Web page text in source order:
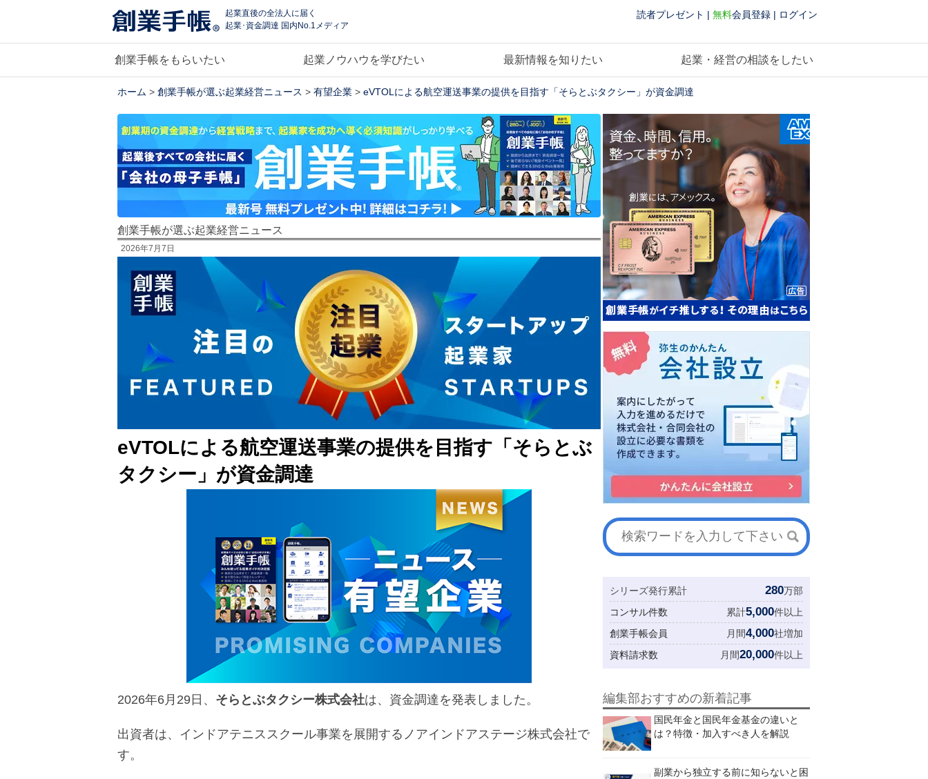
起業直後の全法人に届く
起業･資金調達 国内No.1メディア
読者プレゼント | 無料会員登録 | ログイン
創業手帳をもらいたい 起業ノウハウを学びたい 最新情報を知りたい 起業・経営の相談をしたい
ホーム > 創業手帳が選ぶ起業経営ニュース > 有望企業 > eVTOLによる航空運送事業の提供を目指す「そらとぶタクシー」が資金調達
創業手帳が選ぶ起業経営ニュース
2026年7月7日
eVTOLによる航空運送事業の提供を目指す「そらとぶ
タクシー」が資金調達
2026年6月29日、 そらとぶタクシー株式会社は、資金調達を発表しました。
出資者は、インドアテニススクール事業を展開するノアインドアステージ株式会社で
す。
シリーズ発行累計 280万部
コンサル件数
累計5,000件以上
創業手帳会員
月間4,000社増加
資料請求数
月間20,000件以上
編集部おすすめの新着記事
国民年金と国民年金基金の違いと
は？特徴・加入すべき人を解説
副業から独立する前に知らないと困